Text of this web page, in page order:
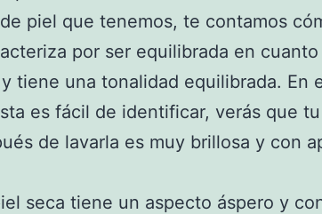
piel que tenemos, te contamos
por ser equilibrada en cuanto
tiene una tonalidad equilibrada. En
es fácil de identificar, verás que
de lavarla es muy brillosa y con
seca tiene un aspecto áspero y